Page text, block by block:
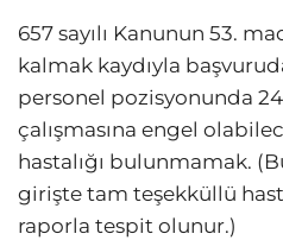
657 sayılı Kanunun 53.
kalmak kaydıyla
personel pozisyonunda 24
çalışmasına engel
hastalığı bulunmamak.
girişte tam teşekküllü
raporla tespit olunur.)